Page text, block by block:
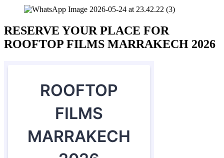
RESERVE YOUR PLACE FOR
ROOFTOP FILMS MARRAKECH 2026